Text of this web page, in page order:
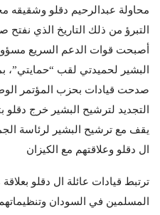
محاولة عبدالرحيم دقلو
التبرؤ من ذلك التاريخ الذي نفتح
أصبحت قوات الدعم السريع
البشير لحميدتي لقب “حمايتي”،
صدحت قيادات بحزب المؤتمر
التجديد لترشيح البشير خرج دقلو
يقف مع ترشيح البشير لرئاسة
ال دقلو وعلاقتهم مع الكيزان
ترتبط قيادات عائلة ال دقلو
المسلمين في السودان